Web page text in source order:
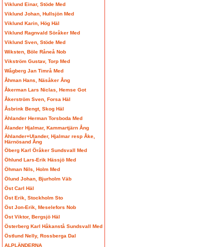
Viklund Einar, Stöde Med
Viklund Johan, Hullsjön Med
Viklund Karin, Hög Häl
Viklund Ragnvald Söråker Med
Viklund Sven, Stöde Med
Wiksten, Böle Råneå Nob
Vikström Gustav, Torp Med
Wågberg Jan Timrå Med
Åhman Hans, Näsåker Ång
Åkerman Lars Niclas, Hemse Got
Åkerström Sven, Forsa Häl
Åsbrink Bengt, Skog Häl
Ählander Herman Torsboda Med
Älander Hjalmar, Kammartjärn Ång
Ählander+Ulander, Hjalmar resp Åke,
Härnösand Ång
Öberg Karl Öråker Sundsvall Med
Öhlund Lars-Erik Hässjö Med
Öhman Nils, Holm Med
Ölund Johan, Bjurholm Väb
Öst Carl Häl
Öst Erik, Stockholm Sto
Öst Jon-Erik, Meselefors Nob
Öst Viktor, Bergsjö Häl
Österberg Karl Håkanstå Sundsvall Med
Östlund Nelly, Rossberga Dal
ALPLÄNDERNA